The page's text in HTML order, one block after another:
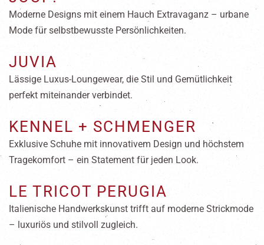
Moderne Designs mit einem Hauch Extravaganz – urbane
Mode für selbstbewusste Persönlichkeiten.
JUVIA
Lässige Luxus-Loungewear, die Stil und Gemütlichkeit
perfekt miteinander verbindet.
KENNEL + SCHMENGER
Exklusive Schuhe mit innovativem Design und höchstem
Tragekomfort – ein Statement für jeden Look.
LE TRICOT PERUGIA
Italienische Handwerkskunst trifft auf moderne Strickmode
– luxuriös und stilvoll zugleich.